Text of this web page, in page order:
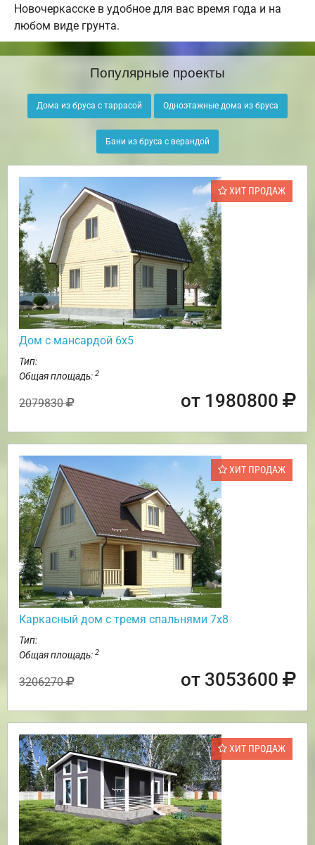
Новочеркасске в удобное для вас время года и на
любом виде грунта.
Популярные проекты
Дома из бруса с таррасой Одноэтажные дома из бруса
Бани из бруса с верандой
ХИТ ПРОДАЖ
Дом с мансардой 6х5
Тип:
Общая площадь: 2
2079830 от 1980800
ХИТ ПРОДАЖ
Каркасный дом с тремя спальнями 7х8
Тип:
Общая площадь: 2
3206270 от 3053600
ХИТ ПРОДАЖ